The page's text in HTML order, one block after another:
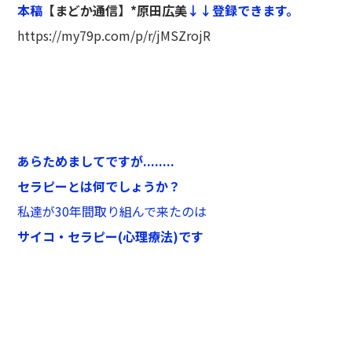
本稿 【まどか通信】*原田広美↓↓登録できます。
https://my79p.com/p/r/jMSZrojR
あらためましてですが........
セラピーとは何でしょうか？
私達が30年間取り組んで来たのは
サイコ・セラピー(心理療法)です